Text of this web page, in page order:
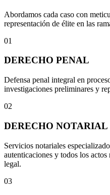
Abordamos cada caso con
representación de élite en las
01
DERECHO PENAL
Defensa penal integral en
investigaciones preliminares y
02
DERECHO NOTARIAL
Servicios notariales
autenticaciones y todos los
legal.
03